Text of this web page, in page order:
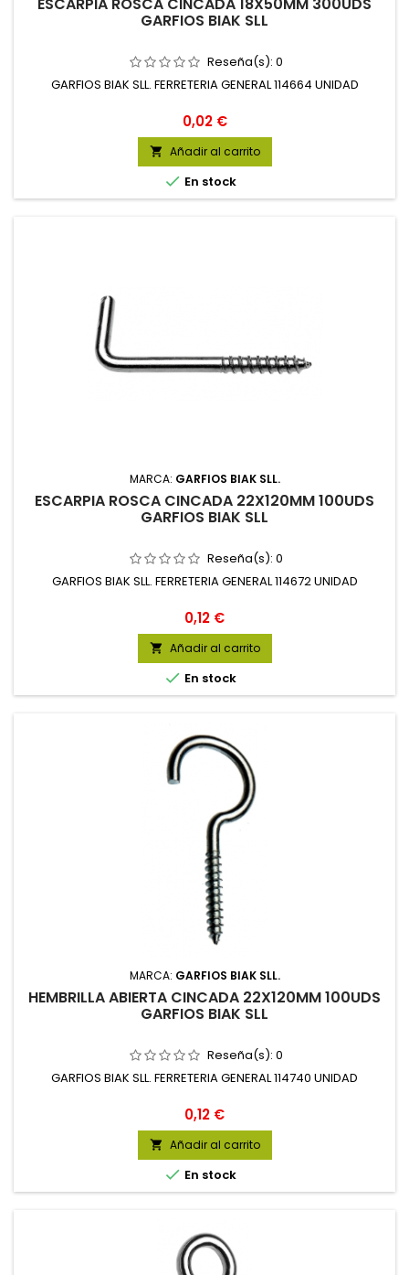
GARFIOS BIAK SLL
Reseña(s): 0
GARFIOS BIAK SLL. FERRETERIA GENERAL 114664 UNIDAD
Precio
0,02 €
 Añadir al carrito
 En stock
MARCA: GARFIOS BIAK SLL.
ESCARPIA ROSCA CINCADA 22X120MM 100UDS
GARFIOS BIAK SLL
Reseña(s): 0
GARFIOS BIAK SLL. FERRETERIA GENERAL 114672 UNIDAD
Precio
0,12 €
 Añadir al carrito
 En stock
MARCA: GARFIOS BIAK SLL.
HEMBRILLA ABIERTA CINCADA 22X120MM 100UDS
GARFIOS BIAK SLL
Reseña(s): 0
GARFIOS BIAK SLL. FERRETERIA GENERAL 114740 UNIDAD
Precio
0,12 €
 Añadir al carrito
 En stock